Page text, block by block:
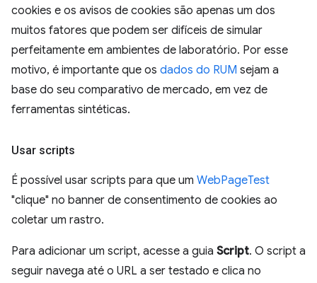
cookies e os avisos de cookies são apenas um dos
muitos fatores que podem ser difíceis de simular
perfeitamente em ambientes de laboratório. Por esse
motivo, é importante que os dados do RUM sejam a
base do seu comparativo de mercado, em vez de
ferramentas sintéticas.
Usar scripts
É possível usar scripts para que um WebPageTest
"clique" no banner de consentimento de cookies ao
coletar um rastro.
Para adicionar um script, acesse a guia Script. O script a
seguir navega até o URL a ser testado e clica no